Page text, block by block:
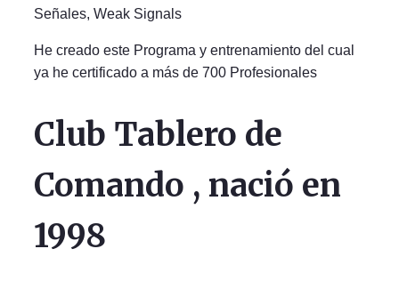
Señales, Weak Signals
He creado este Programa y entrenamiento del cual
ya he certificado a más de 700 Profesionales
Club Tablero de
Comando , nació en
1998